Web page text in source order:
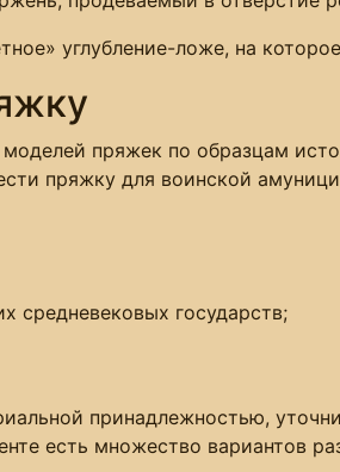
углубление-ложе, на
пряжек по образцам
пряжку для воинской
средневековых государств;
принадлежностью,
есть множество вариантов